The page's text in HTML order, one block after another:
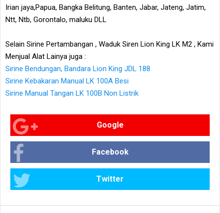
Irian jaya,Papua, Bangka Belitung, Banten, Jabar, Jateng, Jatim,
Ntt, Ntb, Gorontalo, maluku DLL
Selain Sirine Pertambangan , Waduk Siren Lion King LK M2 , Kami
Menjual Alat Lainya juga :
Sirine Bendungan, Bandara Lion King JDL 188
Sirine Kebakaran Manual LK 100A Besi
Sirine Manual Tangan LK 100B Non Listrik
Google
Facebook
Twitter